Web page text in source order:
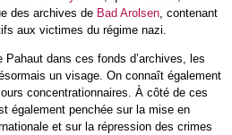
des archives de Bad Arolsen, contenant
aux victimes du régime nazi.
dans ces fonds d’archives, les
un visage. On connaît également
concentrationnaires. À côté de ces
également penchée sur la mise en
et sur la répression des crimes